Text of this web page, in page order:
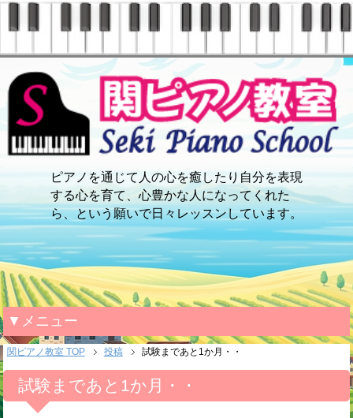
ピアノを通じて人の心を癒したり自分を表現
する心を育て、心豊かな人になってくれた
ら、という願いで日々レッスンしています。
▼メニュー
関ピアノ教室 TOP 投稿 試験まであと1か月・・
試験まであと1か月・・